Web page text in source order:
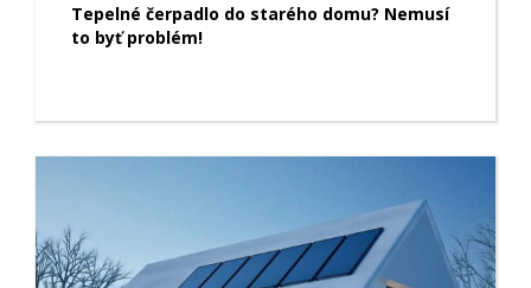
Tepelné čerpadlo do starého domu? Nemusí
to byť problém!